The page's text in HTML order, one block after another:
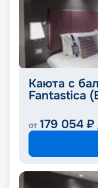
Каюта с
Fantastica
от 179 054 ₽